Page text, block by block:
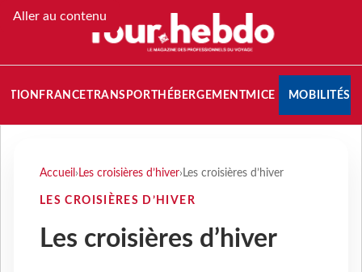
Aller au contenu
FRANCETRANSPORT HÉBERGEMENTMICE MOBILITÉS
Accueil › Les croisières d’hiver› Les croisières d’hiver
LES CROISIÈRES D’HIVER
Les croisières d’hiver